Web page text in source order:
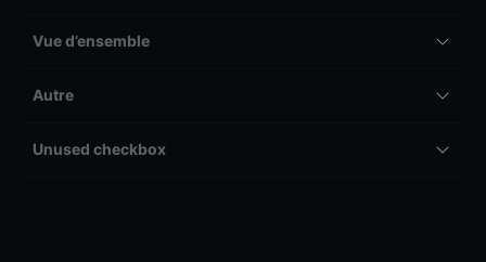
Vue d’ensemble
Autre
Unused checkbox